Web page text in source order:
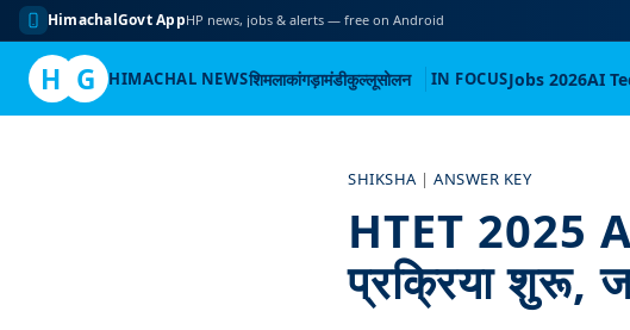
HimachalGovt AppHP news, jobs & alerts — free on Android
H G HIMACHAL NEWSशिमलाकांगड़ामंडीकुल्लूसोलन IN FOCUSJobs 2026AI
SHIKSHA |ANSWER KEY
HTET 2025
प्रक्रिया शुरू,